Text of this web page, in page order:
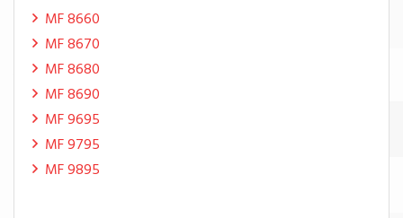
MF 8660
MF 8670
MF 8680
MF 8690
MF 9695
MF 9795
MF 9895